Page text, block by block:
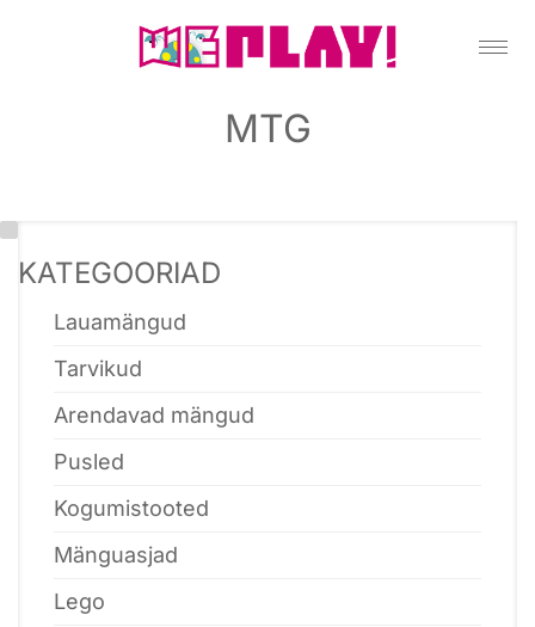
MTG
KATEGOORIAD
Lauamängud
Tarvikud
Arendavad mängud
Pusled
Kogumistooted
Mänguasjad
Lego